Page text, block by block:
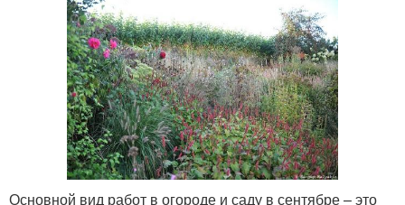
Основной вид работ в огороде и саду в сентябре – это